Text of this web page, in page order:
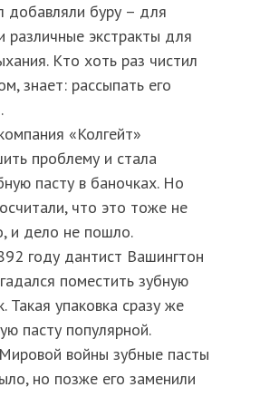
добавляли буру – для
различные экстракты для
Кто хоть раз чистил
знает: рассыпать его
«Колгейт»
проблему и стала
пасту в баночках. Но
что это тоже не
и дело не пошло.
году дантист Вашингтон
поместить зубную
Такая упаковка сразу же
пасту популярной.
войны зубные пасты
но позже его заменили